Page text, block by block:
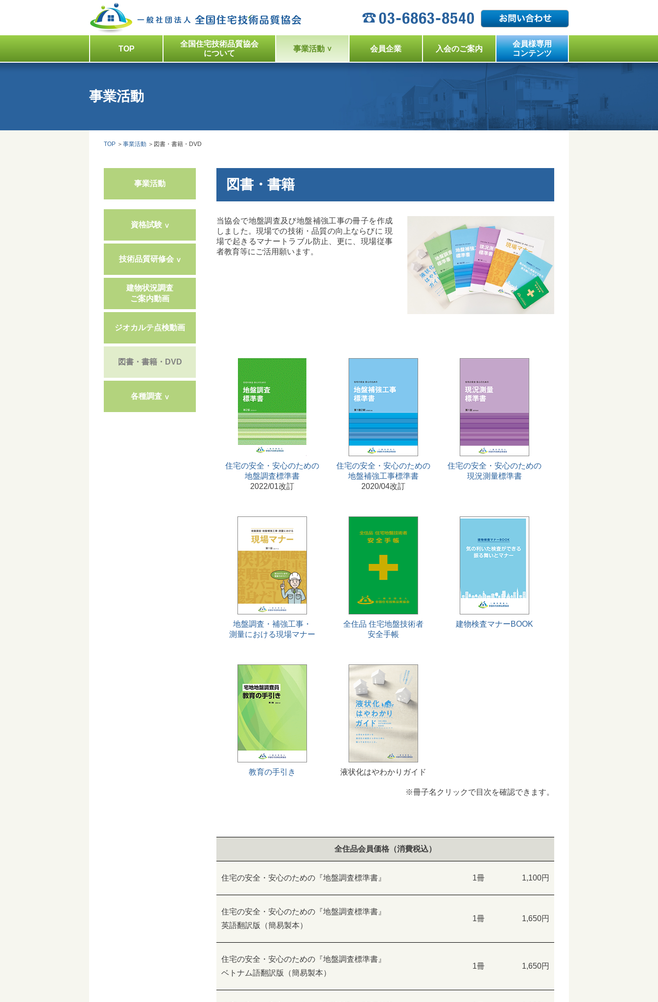
TOP
全国住宅技術品質協会
について
事業活動 会員企業 入会のご案内
会員様専用
コンテンツ
事業活動
TOP 事業活動 図書・書籍・DVD
図書・書籍
当協会で地盤調査及び地盤補強工事の冊子を作成
しました。現場での技術・品質の向上ならびに 現
場で起きるマナートラブル防止、更に、現場従事
者教育等にご活用願います。
住宅の安全・安心のための
地盤調査標準書
2022/01改訂
住宅の安全・安心のための
地盤補強工事標準書
2020/04改訂
住宅の安全・安心のための
現況測量標準書
地盤調査・補強工事・
測量における現場マナー
全住品 住宅地盤技術者
安全手帳
建物検査マナーBOOK
教育の手引き 液状化はやわかりガイド
※冊子名クリックで目次を確認できます。
全住品会員価格（消費税込）
住宅の安全・安心のための『地盤調査標準書』 1冊 1,100円
住宅の安全・安心のための『地盤調査標準書』
英語翻訳版（簡易製本）
1冊 1,650円
住宅の安全・安心のための『地盤調査標準書』
ベトナム語翻訳版（簡易製本）
1冊 1,650円
事業活動
資格試験
技術品質研修会
建物状況調査
ご案内動画
ジオカルテ点検動画
図書・書籍・DVD
各種調査